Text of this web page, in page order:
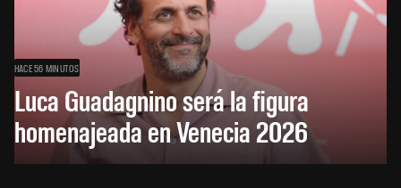
HACE 56 MINUTOS
Luca Guadagnino será la figura
homenajeada en Venecia 2026